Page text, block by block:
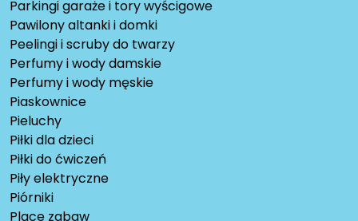
Parkingi garaże i tory wyścigowe
Pawilony altanki i domki
Peelingi i scruby do twarzy
Perfumy i wody damskie
Perfumy i wody męskie
Piaskownice
Pieluchy
Piłki dla dzieci
Piłki do ćwiczeń
Piły elektryczne
Piórniki
Place zabaw